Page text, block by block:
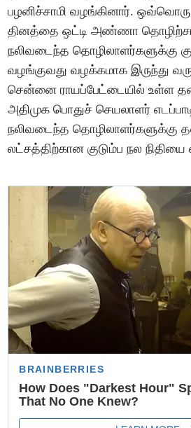
பழனிச்சாமி வழங்கினார்.
தினத்தை ஒட்டி அண்ணா
நலிவடைந்த தொழிலாளர்களுக்கு
வழங்குவது வழக்கமாக இருந்து
சென்னை ராயப்பேட்டையில் உள்ள
அதிமுக பொதுச் செயலாளர்
நலிவடைந்த தொழிலாளர்களுக்கு
லட்சத்திற்கான குடும்ப நல